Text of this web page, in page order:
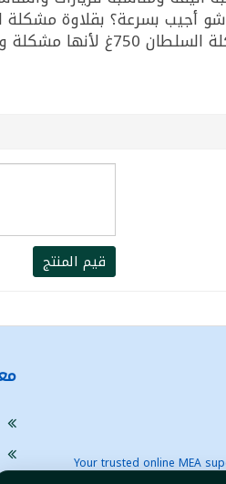
مشكلة وفيها تنوع.
قيم المنتج
Your trusted online MEA